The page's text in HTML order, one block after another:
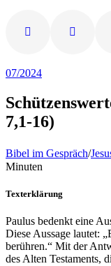
07/2024
7,1-16)
Bibel im Gespräch/
Minuten
Texterklärung
Paulus bedenkt eine
Diese Aussage lautet:
berühren.“ Mit der
des Alten Testaments,